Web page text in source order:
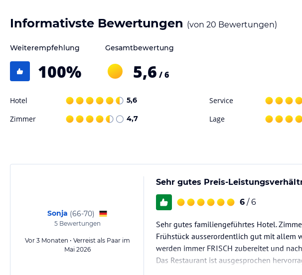
Informativste Bewertungen (von 20 Bewertungen)
Weiterempfehlung
100%
Gesamtbewertung
5,6 / 6
Hotel 5,6 Service
Zimmer 4,7 Lage
Sonja (66-70)
5Bewertungen
Vor 3 Monaten • Verreist als Paar im
Mai 2026
Sehr gutes Preis-
6 / 6
Sehr gutes familiengeführtes Hotel.
Frühstück ausserordentlich gut mit allem
werden immer FRISCH zubereitet und
Das Restaurant ist ausgesprochen